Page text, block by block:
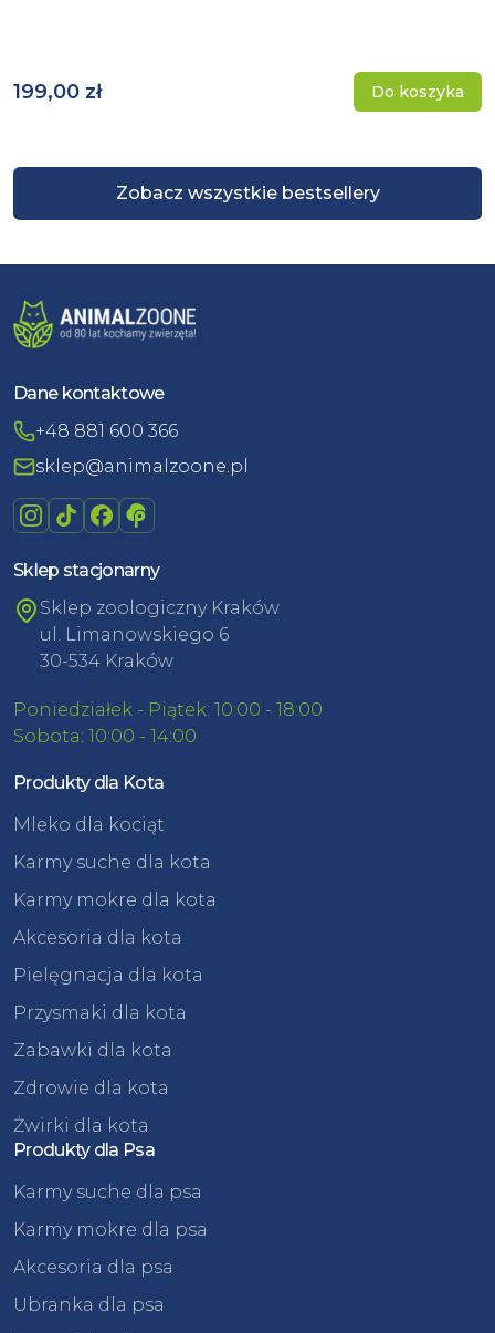
Zobacz wszystkie bestsellery
199,00 zł Do koszyka
Dane kontaktowe
+48 881 600 366
sklep@animalzoone.pl
Sklep stacjonarny
Sklep zoologiczny Kraków
ul. Limanowskiego 6
30-534 Kraków
Poniedziałek - Piątek: 10:00 - 18:00
Sobota: 10:00 - 14:00
Produkty dla Kota
Mleko dla kociąt
Karmy suche dla kota
Karmy mokre dla kota
Akcesoria dla kota
Pielęgnacja dla kota
Przysmaki dla kota
Zabawki dla kota
Zdrowie dla kota
Żwirki dla kota
Produkty dla Psa
Karmy suche dla psa
Karmy mokre dla psa
Akcesoria dla psa
Ubranka dla psa